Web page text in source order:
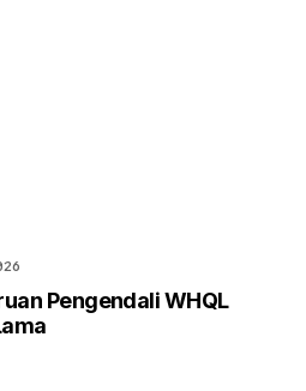
Pengendali WHQL